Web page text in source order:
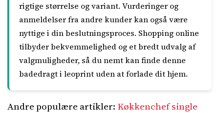
rigtige størrelse og variant. Vurderinger og
anmeldelser fra andre kunder kan også være
nyttige i din beslutningsproces. Shopping online
tilbyder bekvemmelighed og et bredt udvalg af
valgmuligheder, så du nemt kan finde denne
badedragt i leoprint uden at forlade dit hjem.
Andre populære artikler: Køkkenchef single